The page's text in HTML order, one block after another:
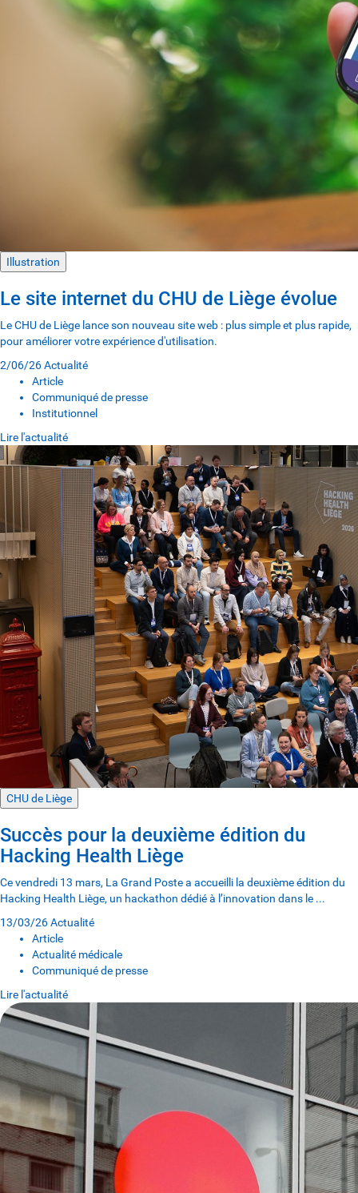
Illustration
Le site internet du CHU de Liège évolue
Le CHU de Liège lance son nouveau site web : plus simple et plus rapide,
pour améliorer votre expérience d'utilisation.
2/06/26Actualité
Article
Communiqué de presse
Institutionnel
Lire l'actualité
CHU de Liège
Succès pour la deuxième édition du
Hacking Health Liège
Ce vendredi 13 mars, La Grand Poste a accueilli la deuxième édition du
Hacking Health Liège, un hackathon dédié à l’innovation dans le ...
13/03/26Actualité
Article
Actualité médicale
Communiqué de presse
Lire l'actualité